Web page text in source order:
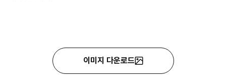
이미지 다운로드